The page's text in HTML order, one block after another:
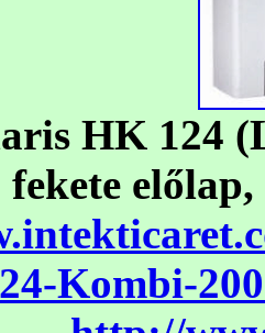
HK 124
fekete előlap,
Kombi-